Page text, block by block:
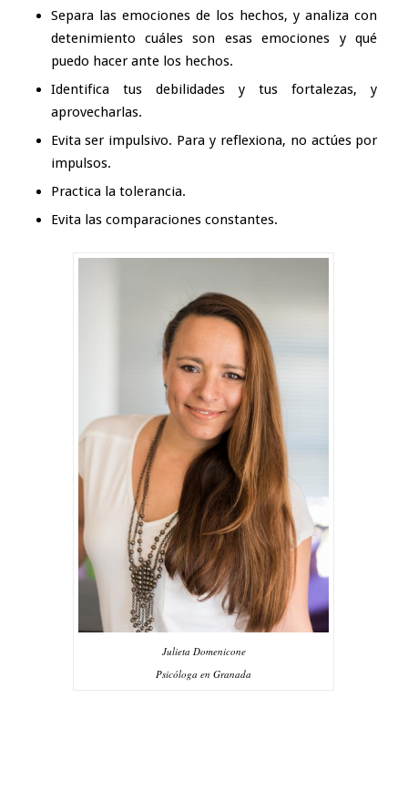
Separa las emociones de los hechos, y analiza con
detenimiento cuáles son esas emociones y qué
puedo hacer ante los hechos.
Identifica tus debilidades y tus fortalezas, y
aprovecharlas.
Evita ser impulsivo. Para y reflexiona, no actúes por
impulsos.
Practica la tolerancia.
Evita las comparaciones constantes.
Julieta Domenicone
Psicóloga en Granada